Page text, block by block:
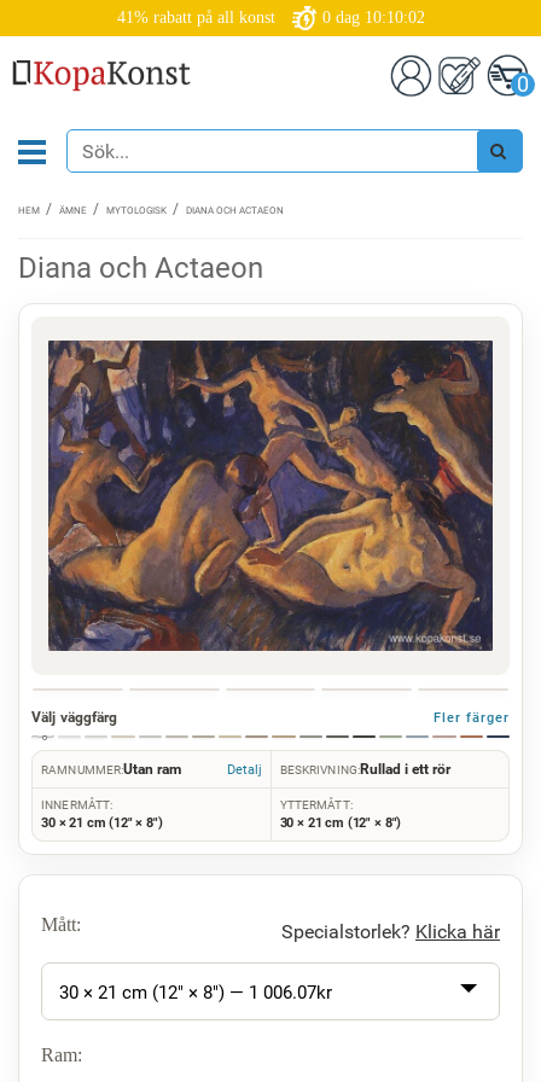
41% rabatt på all konst 0 dag 10:10:02
0
HEM ÄMNE MYTOLOGISK DIANA OCH ACTAEON
Diana och Actaeon
Välj väggfärg Fler färger
RAMNUMMER:Utan ram Detalj BESKRIVNING:Rullad i ett rör
INNERMÅTT:
30 × 21 cm (12" × 8")
YTTERMÅTT:
30 × 21 cm (12" × 8")
Mått: Specialstorlek? Klicka här
30 × 21 cm (12" × 8") — 1 006.07kr
Ram: